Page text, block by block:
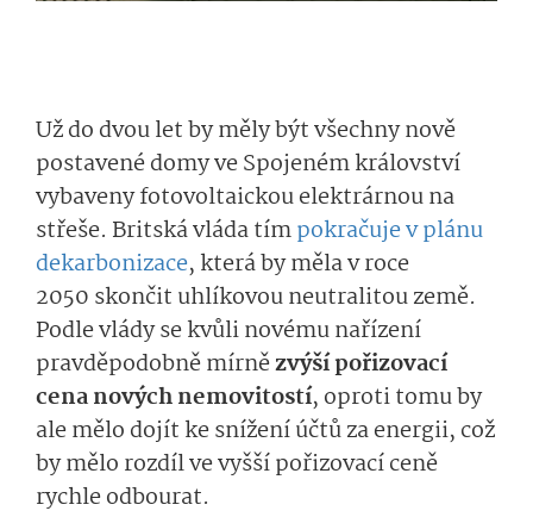
Už do dvou let by měly být všechny nově
postavené domy ve Spojeném království
vybaveny fotovoltaickou elektrárnou na
střeše. Britská vláda tímpokračuje v plánu
dekarbonizace, která by měla v roce
2050 skončit uhlíkovou neutralitou země.
Podle vlády se kvůli novému nařízení
pravděpodobně mírnězvýší pořizovací
cena nových nemovitostí, oproti tomu by
ale mělo dojít ke snížení účtů za energii, což
by mělo rozdíl ve vyšší pořizovací ceně
rychle odbourat.